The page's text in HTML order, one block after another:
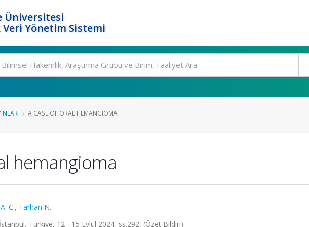
Üniversitesi
Yönetim Sistemi
A CASE OF ORAL HEMANGIOMA
hemangioma
C., Tarhan N.
Türkiye, 12 - 15 Eylül 2024, ss.292, (Özet Bildiri)